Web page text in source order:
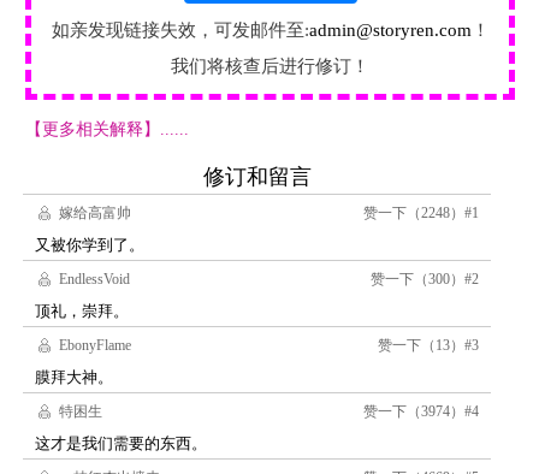
如亲发现链接失效，可发邮件至:admin@storyren.com ！
我们将核查后进行修订！
【更多相关解释】......